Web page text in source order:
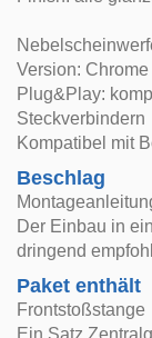
Version: Chrome
Plug&Play:
Steckverbindern
Kompatibel mit
Beschlag
Der Einbau in
dringend
Paket enthält
Frontstoßstange
Ein Satz